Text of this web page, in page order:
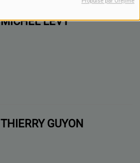
MICHEL LEVY
THIERRY GUYON